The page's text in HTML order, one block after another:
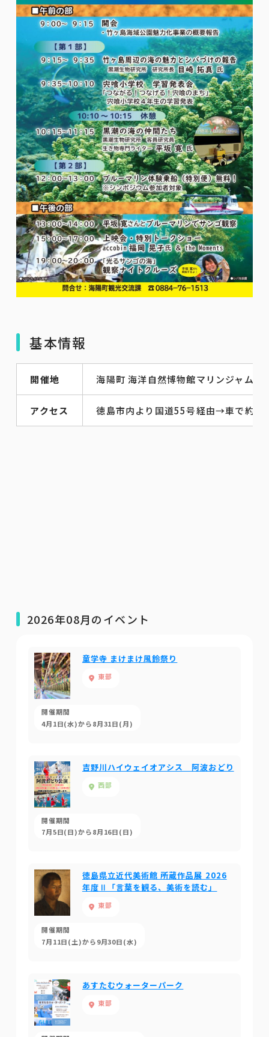
基本情報
開催地 海陽町 海洋自然博物館マリンジャム
アクセス 徳島市内より国道55号経由→車で約
2026年08月のイベント
童学寺 まけまけ風鈴祭り
東部
開催期間
4月1日(水)から8月31日(月)
吉野川ハイウェイオアシス 阿波おどり
西部
開催期間
7月5日(日)から8月16日(日)
徳島県立近代美術館 所蔵作品展 2026
年度Ⅱ「言葉を観る、美術を読む」
東部
開催期間
7月11日(土)から9月30日(水)
あすたむウォーターパーク
東部